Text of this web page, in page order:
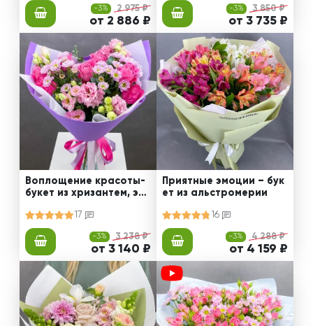
-3% 2 975 ₽
от 2 886 ₽
-3% 3 850 ₽
от 3 735 ₽
Воплощение красоты-
букет из хризантем, эус
17
-3% 3 238 ₽
от 3 140 ₽
Приятные эмоции – бук
ет из альстромерии
16
-3% 4 288 ₽
от 4 159 ₽